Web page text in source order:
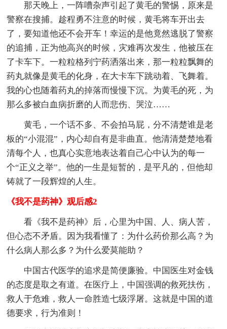
那天晚上，一阵嘈杂声引起了黄毛的警惕，原来是
警察在搜捕。趁程勇不注意的时候，黄毛将车开出去
了，要知道他还不会开车！幸运的是他竟然逃脱了警察
的追捕，正为他高兴的时候，灾难再次发生，他被压在
了卡车下。一粒粒格列宁药洒落出来，那一粒粒飘舞的
药丸就像是黄毛的化身，在大卡车下跳动着、飞舞着。
我的心也随着药丸的掉落而慢慢下沉。为黄毛的死，为
那么多被白血病折磨的人而悲伤、哭泣……
黄毛，一个话不多、不会拍马屁，分不清楚谁是老
板的“小混混”，内心却自有是非曲直。他清清楚楚地看
清每个人，也真心实意地表达着自己心中认为的每一
个“正义之举”。他的一生是短暂的，是平凡的，但他却
铸就了一段辉煌的人生。
《我不是药神》观后感2
看《我不是药神》后，心里为中国、人、病人苦，
但心态不矛盾。因为我看懂了：为什么药价那么高？为
什么病人那么多？为什么爱莫能助？
中国古代医学的追求是简便廉验。中国医生对金钱
的态度是取之有道。在医疗上，中国强调的救死扶伤，
救人于危难，救人一命胜造七级浮屠。这就是中国的道
德要求，行为准则！